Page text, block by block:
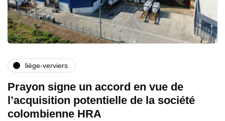
liège-verviers
Prayon signe un accord en vue de
l’acquisition potentielle de la société
colombienne HRA